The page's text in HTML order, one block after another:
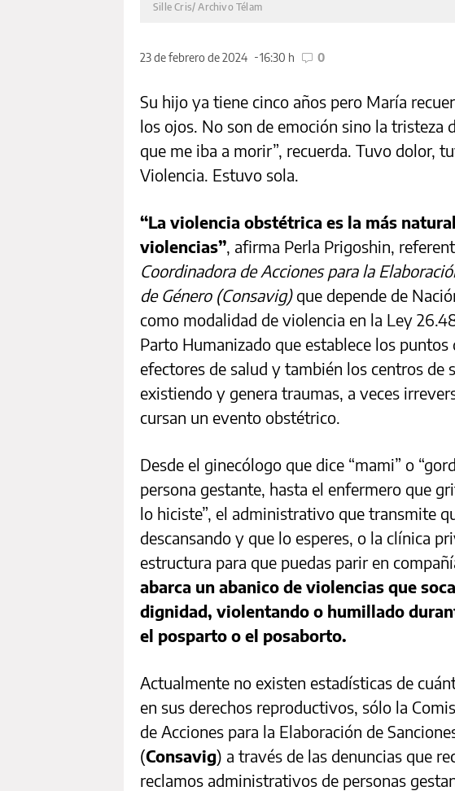
Sille Cris/ Archivo Télam
23 de febrero de 2024 16:30 h 0
Su hijo ya tiene cinco años pero María
los ojos. No son de emoción sino la tristeza
que me iba a morir”, recuerda. Tuvo dolor,
Violencia. Estuvo sola.
“La violencia obstétrica es la más
violencias”, afirma Perla Prigoshin,
Coordinadora de Acciones para la
de Género (Consavig)que depende de
como modalidad de violencia en la Ley
Parto Humanizado que establece los
efectores de salud y también los centros de
existiendo y genera traumas, a veces
cursan un evento obstétrico.
Desde el ginecólogo que dice “mami” o
persona gestante, hasta el enfermero que
lo hiciste”, el administrativo que transmite
descansando y que lo esperes, o la clínica
estructura para que puedas parir en
abarca un abanico de violencias que
dignidad, violentando o humillado
el posparto o el posaborto.
Actualmente no existen estadísticas de
en sus derechos reproductivos, sólo la
de Acciones para la Elaboración de
(Consavig) a través de las denuncias que
reclamos administrativos de personas